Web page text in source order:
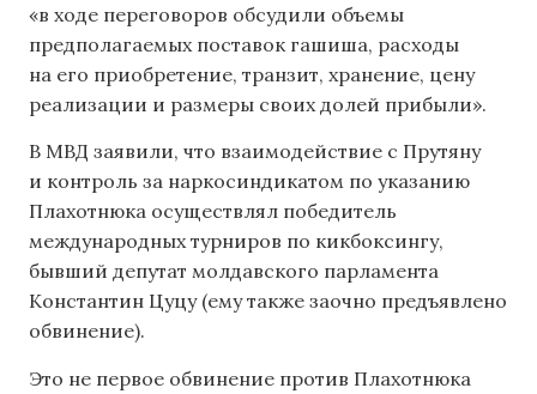
«в ходе переговоров обсудили объемы
предполагаемых поставок гашиша, расходы
на его приобретение, транзит, хранение, цену
реализации и размеры своих долей прибыли».
В МВД заявили, что взаимодействие с Прутяну
и контроль за наркосиндикатом по указанию
Плахотнюка осуществлял победитель
международных турниров по кикбоксингу,
бывший депутат молдавского парламента
Константин Цуцу (ему также заочно предъявлено
обвинение).
Это не первое обвинение против Плахотнюка